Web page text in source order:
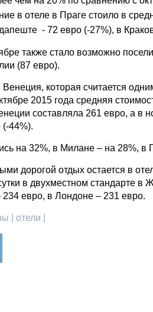
в отеле в Праге стоило в
- 72 евро (-27%), в
также стало возможно
(87 евро).
которая считается
2015 года средняя
составляла 261 евро, а в
44%).
на 32%, в Милане – на 28%, в
дорогой отдых остается в
в двухместном стандарте в
евро, в Лондоне – 231 евро.
| отели |